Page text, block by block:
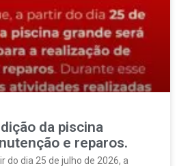
da piscina
e reparos.
do dia 25 de julho de 2026, a